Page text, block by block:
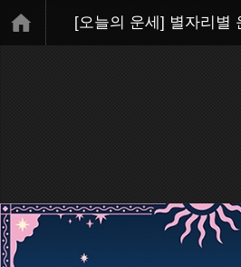
[오늘의 운세] 별자리별